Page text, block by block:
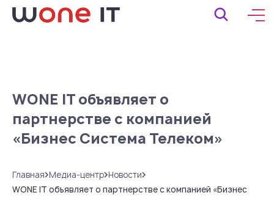
WONE IT объявляет о
партнерстве с компанией
«Бизнес Система Телеком»
Главная Медиа-центр Новости
WONE IT объявляет о партнерстве с компанией «Бизнес